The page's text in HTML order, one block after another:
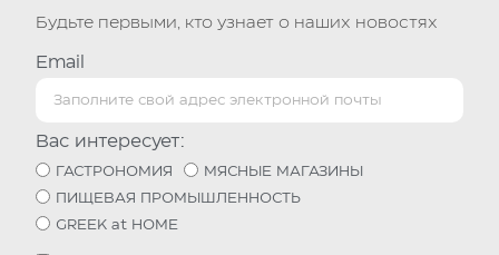
Будьте первыми, кто узнает о наших новостях
Email
Вас интересует:
ГАСТРОНОМИЯ
МЯСНЫЕ МАГАЗИНЫ
ПИЩЕВАЯ ПРОМЫШЛЕННОСТЬ
GREEK at HOME